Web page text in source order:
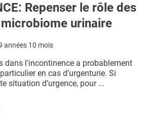
Repenser le rôle des
urinaire
années 10 mois
dans l'incontinence a probablement
en cas d’urgenturie. Si
situation d’urgence, pour ...